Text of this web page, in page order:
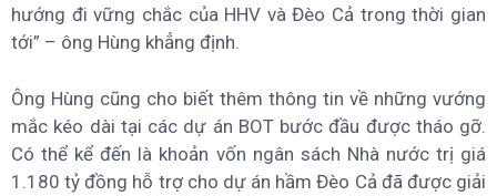
hướng đi vững chắc của HHV và Đèo Cả trong thời gian
tới” – ông Hùng khẳng định.
Ông Hùng cũng cho biết thêm thông tin về những vướng
mắc kéo dài tại các dự án BOT bước đầu được tháo gỡ.
Có thể kể đến là khoản vốn ngân sách Nhà nước trị giá
1.180 tỷ đồng hỗ trợ cho dự án hầm Đèo Cả đã được giải